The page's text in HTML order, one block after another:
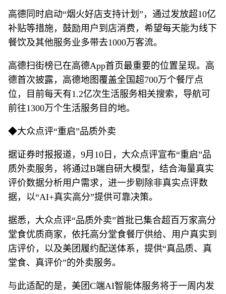
高德同时启动“烟火好店支持计划”，通过发放超10亿
补贴等措施，鼓励用户到店消费，希望每天能为线下
餐饮及其他服务业多带去1000万客流。
高德扫街榜已在高德App首页最重要的位置呈现。高
德首次披露，高德地图覆盖全国超700万个餐厅点
位，目前每天有1.2亿次生活服务相关搜索，导航可
前往1300万个生活服务目的地。
◆大众点评“重启”品质外卖
据证券时报报道，9月10日，大众点评宣布“重启”品
质外卖服务，将通过B端自研大模型，结合海量真实
评价数据分析用户需求，进一步剔除非真实点评数
据，以“AI+真实高分”提供可靠决策。
据悉，大众点评“品质外卖”首批已集合超百万家高分
堂食优质商家，依托高分堂食餐厅供给、用户真实到
店评价，以及美团履约配送体系，提供“真品质、真
堂食、真评价”的外卖服务。
与此适配的是，美团C端AI智能体服务将于一周内发